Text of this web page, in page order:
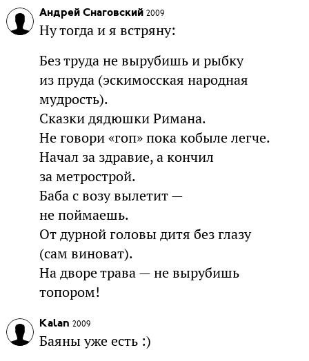
Андрей Снаговский 2009
Ну тогда и я встряну:
Без труда не вырубишь и рыбку
из пруда (эскимосская народная
мудрость).
Сказки дядюшки Римана.
Не говори «гоп» пока кобыле легче.
Начал за здравие, а кончил
за метрострой.
Баба с возу вылетит —
не поймаешь.
От дурной головы дитя без глазу
(сам виноват).
На дворе трава — не вырубишь
топором!
Kalan 2009
Баяны уже есть :)